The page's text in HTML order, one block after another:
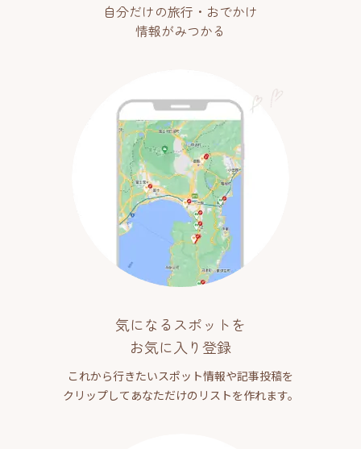
自分だけの旅行・おでかけ
情報がみつかる
気になるスポットを
お気に入り登録
これから行きたいスポット情報や記事投稿を
クリップしてあなただけのリストを作れます。